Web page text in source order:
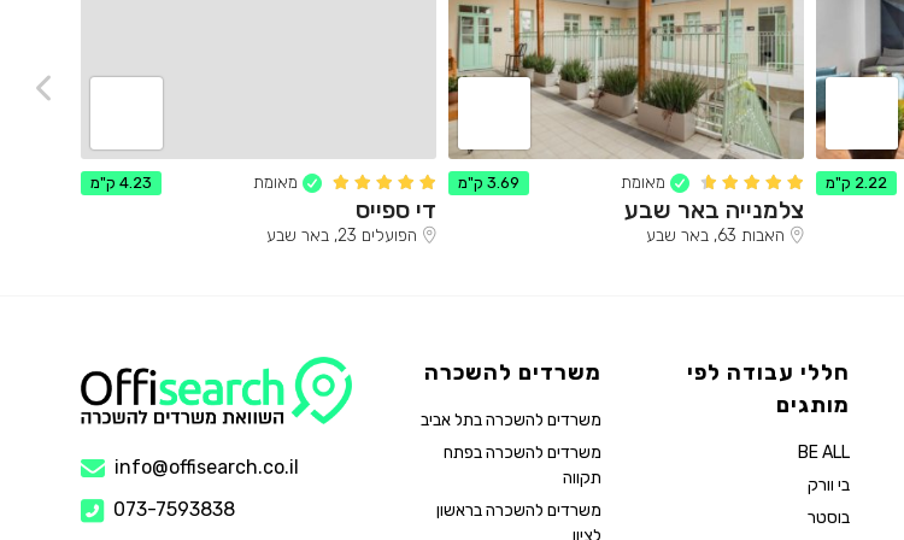
2.22 ק"מ מאומת 3.69 ק"מ
צלמנייה באר שבע
האבות 63, באר שבע
מאומת 4.23 ק"מ
די ספייס
הפועלים 23, באר שבע
חללי עבודה לפי
מותגים
BE ALL
בי וורק
בוסטר
משרדים להשכרה
משרדים להשכרה בתל אביב
משרדים להשכרה בפתח
תקווה
משרדים להשכרה בראשון
info@offisearch.co.il
073-7593838